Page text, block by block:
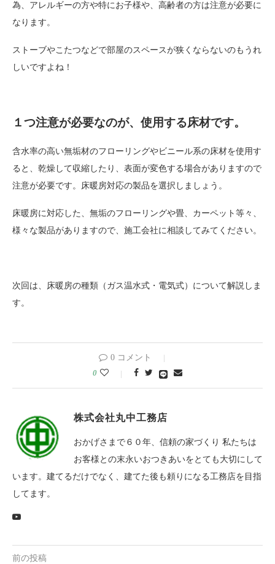
為、アレルギーの方や特にお子様や、高齢者の方は注意が必要に
なります。
ストーブやこたつなどで部屋のスペースが狭くならないのもうれ
しいですよね！
１つ注意が必要なのが、使用する床材です。
含水率の高い無垢材のフローリングやビニール系の床材を使用す
ると、乾燥して収縮したり、表面が変色する場合がありますので
注意が必要です。床暖房対応の製品を選択しましょう。
床暖房に対応した、無垢のフローリングや畳、カーペット等々、
様々な製品がありますので、施工会社に相談してみてください。
次回は、床暖房の種類（ガス温水式・電気式）について解説しま
す。
0 コメント
0
株式会社丸中工務店
おかげさまで６０年、信頼の家づくり 私たちは
お客様との末永いおつきあいをとても大切にして
います。建てるだけでなく、建てた後も頼りになる工務店を目指
してます。
前の投稿